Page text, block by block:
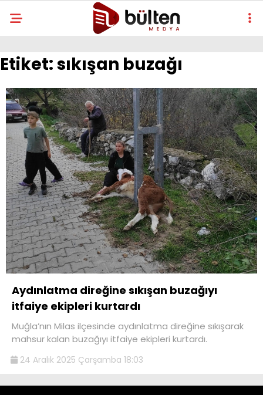
Etiket:sıkışan buzağı
Aydınlatma direğine sıkışan buzağıyı
itfaiye ekipleri kurtardı
Muğla’nın Milas ilçesinde aydınlatma direğine sıkışarak
mahsur kalan buzağıyı itfaiye ekipleri kurtardı.
24 Aralık 2025 Çarşamba 18:03